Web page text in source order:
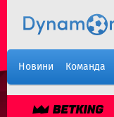
Новини Команда